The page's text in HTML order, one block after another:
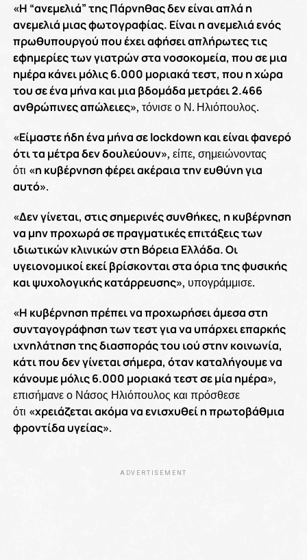
«Η “ανεμελιά” της Πάρνηθας δεν είναι απλά η
ανεμελιά μιας φωτογραφίας. Είναι η ανεμελιά ενός
πρωθυπουργού που έχει αφήσει απλήρωτες τις
εφημερίες των γιατρών στα νοσοκομεία, που σε μια
ημέρα κάνει μόλις 6.000 μοριακά τεστ, που η χώρα
του σε ένα μήνα και μια βδομάδα μετράει 2.466
ανθρώπινες απώλειες», τόνισε ο Ν. Ηλιόπουλος.
«Είμαστε ήδη ένα μήνα σεlockdown και είναι φανερό
ότι τα μέτρα δεν δουλεύουν», είπε, σημειώνοντας
ότι «η κυβέρνηση φέρει ακέραια την ευθύνη για
αυτό».
«Δεν γίνεται, στις σημερινές συνθήκες, η κυβέρνηση
να μην προχωρά σε πραγματικές επιτάξεις των
ιδιωτικών κλινικών στη Βόρεια Ελλάδα. Οι
υγειονομικοί εκεί βρίσκονται στα όρια της φυσικής
και ψυχολογικής κατάρρευσης», υπογράμμισε.
«Η κυβέρνηση πρέπει να προχωρήσει άμεσα στη
συνταγογράφηση των τεστ για να υπάρχει επαρκής
ιχνηλάτηση της διασποράς του ιού στην κοινωνία,
κάτι που δεν γίνεται σήμερα, όταν καταλήγουμε να
κάνουμε μόλις 6.000 μοριακά τεστ σε μία ημέρα»,
επισήμανε ο Νάσος Ηλιόπουλος και πρόσθεσε
ότι «χρειάζεται ακόμα να ενισχυθεί η πρωτοβάθμια
φροντίδα υγείας».
ADVERTISEMENT